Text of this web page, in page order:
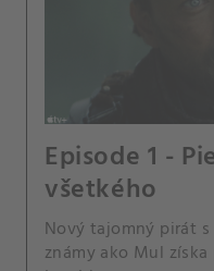
Episode 1 -
všetkého
Nový tajomný pirát
známy ako Mul